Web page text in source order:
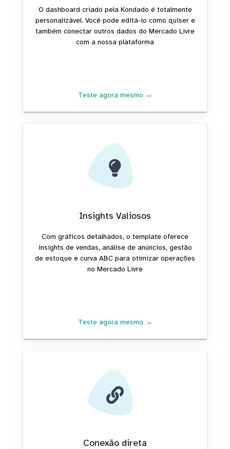
O dashboard criado pela Kondado é totalmente
personalizável. Você pode editá-lo como quiser e
também conectar outros dados do Mercado Livre
com a nossa plataforma
Teste agora mesmo →
Insights Valiosos
Com gráficos detalhados, o template oferece
insights de vendas, análise de anúncios, gestão
de estoque e curva ABC para otimizar operações
no Mercado Livre
Teste agora mesmo →
Conexão direta